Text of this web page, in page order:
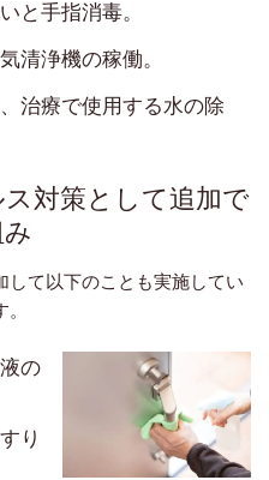
と手指消毒。
清浄機の稼働。
治療で使用する水の除
対策として追加で
して以下のことも実施してい
の
り